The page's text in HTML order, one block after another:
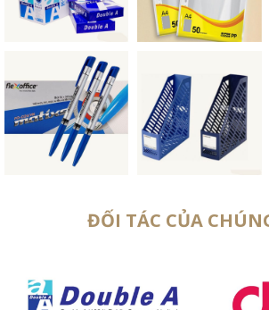
ĐỐI TÁC CỦA